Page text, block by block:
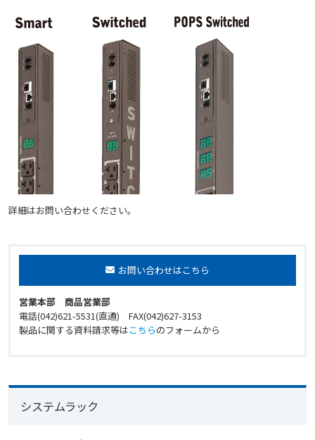
詳細はお問い合わせください。
お問い合わせはこちら
営業本部 商品営業部
電話(042)621-5531(直通) FAX(042)627-3153
製品に関する資料請求等はこちらのフォームから
システムラック